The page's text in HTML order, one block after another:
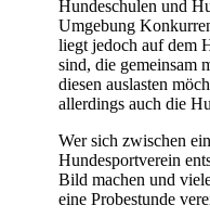
Hundeschulen und
Umgebung
liegt jedoch auf dem
sind, die gemeinsam
diesen auslasten
allerdings auch die
Wer sich zwischen
Hundesportverein
Bild machen und
eine Probestunde